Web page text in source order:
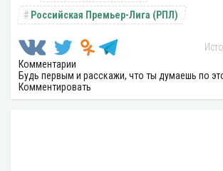
Российская Премьер-Лига (РПЛ)
Комментарии
Будь первым и расскажи, что ты думаешь по
Комментировать